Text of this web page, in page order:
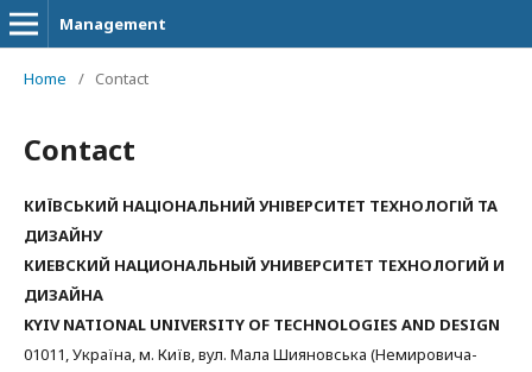
Management
Home / Contact
Contact
КИЇВСЬКИЙ НАЦІОНАЛЬНИЙ УНІВЕРСИТЕТ ТЕХНОЛОГІЙ ТА
ДИЗАЙНУ
КИЕВСКИЙ НАЦИОНАЛЬНЫЙ УНИВЕРСИТЕТ ТЕХНОЛОГИЙ И
ДИЗАЙНА
KYIV NATIONAL UNIVERSITY OF TECHNOLOGIES AND DESIGN
01011, Україна, м. Київ, вул. Мала Шияновська (Немировича-